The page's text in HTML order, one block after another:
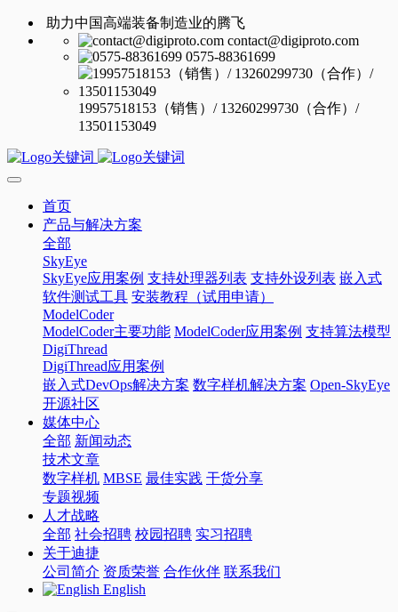
助力中国高端装备制造业的腾飞
contact@digiproto.com
0575-88361699
19957518153（销售）/ 13260299730（合作）/
13501153049
首页
产品与解决方案
全部
SkyEye
SkyEye应用案例 支持处理器列表 支持外设列表 嵌入式
软件测试工具 安装教程（试用申请）
ModelCoder
ModelCoder主要功能 ModelCoder应用案例 支持算法模型
DigiThread
DigiThread应用案例
嵌入式DevOps解决方案 数字样机解决方案 Open-SkyEye
开源社区
媒体中心
全部 新闻动态
技术文章
数字样机 MBSE 最佳实践 干货分享
专题视频
人才战略
全部 社会招聘 校园招聘 实习招聘
关于迪捷
公司简介 资质荣誉 合作伙伴 联系我们
English